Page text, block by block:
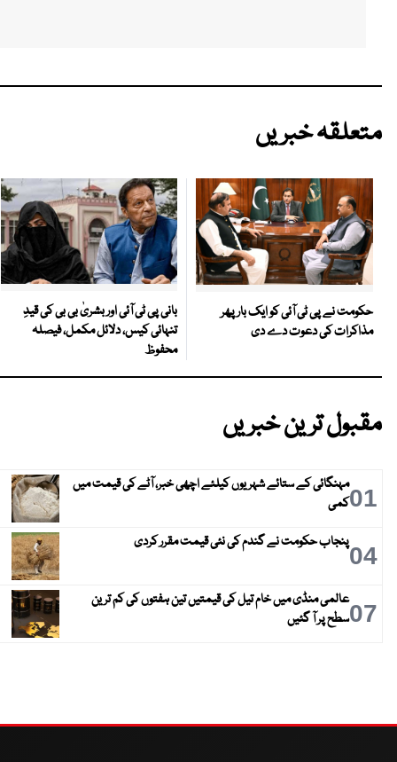
متعلقہ خبریں
حکومت نے پی ٹی آئی کو ایک بارپھر
مذاکرات کی دعوت دے دی
بانی پی ٹی آئی اور بشریٰ بی بی کی قیدِ
تنہائی کیس، دلائل مکمل، فیصلہ
محفوظ
مقبول ترین خبریں
01مہنگائی کے ستائے شہریوں کیلئے اچھی خبر، آٹے کی قیمت میں
کمی
04پنجاب حکومت نے گندم کی نئی قیمت مقرر کردی
07عالمی منڈی میں خام تیل کی قیمتیں تین ہفتوں کی کم ترین
سطح پر آ گئیں